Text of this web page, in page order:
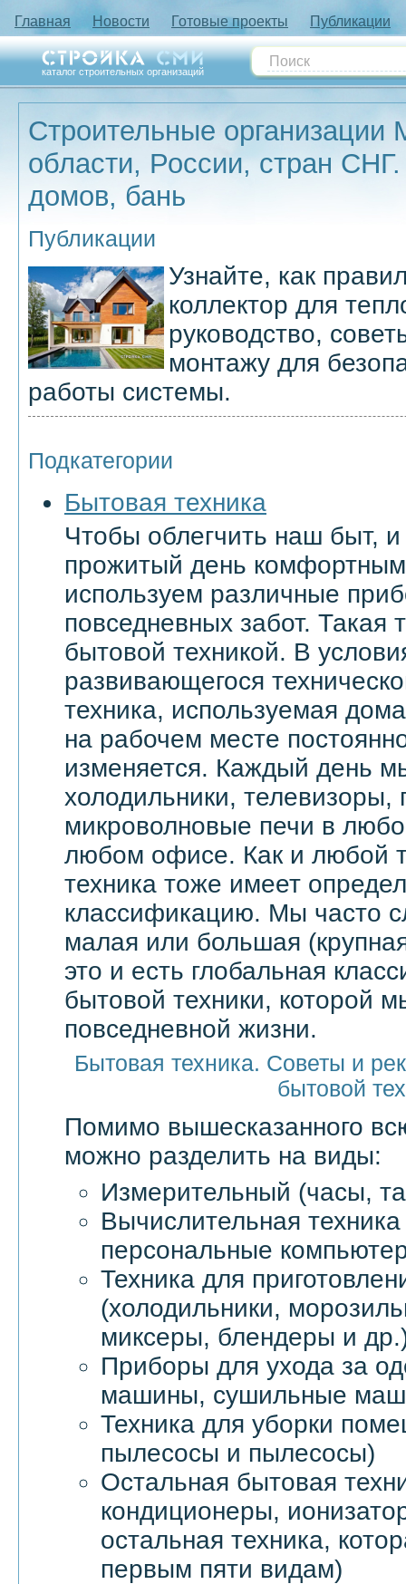
Главная Новости Готовые проекты Публикации
каталог строительных организаций
Строительные организации
области, России, стран
домов, бань
Публикации
Узнайте, как
коллектор для
руководство,
монтажу для
работы системы.
Подкатегории
Бытовая техника
Чтобы облегчить наш быт,
прожитый день
используем различные
повседневных забот. Такая
бытовой техникой. В
развивающегося
техника, используемая
на рабочем месте
изменяется. Каждый день
холодильники,
микроволновые печи в
любом офисе. Как и любой
техника тоже имеет
классификацию. Мы часто
малая или большая
это и есть глобальная
бытовой техники, которой
повседневной жизни.
Бытовая техника. Советы и
бытовой
Помимо вышесказанного
можно разделить на виды:
Измерительный (часы,
Вычислительная
персональные
Техника для
(холодильники,
миксеры, блендеры и
Приборы для ухода за
машины, сушильные
Техника для уборки
пылесосы и пылесосы)
Остальная бытовая
кондиционеры,
остальная техника,
первым пяти видам)